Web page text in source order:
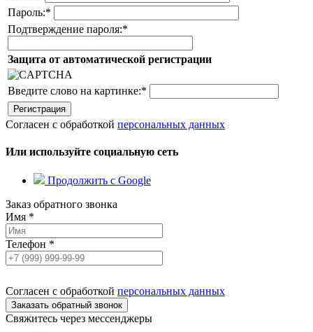
Пароль:*
Подтверждение пароля:*
Защита от автоматической регистрации
Введите слово на картинке:*
Согласен с обработкой персональных данных
Или используйте социальную сеть
Продолжить с Google
Заказ обратного звонка
Имя *
Телефон *
Согласен с обработкой персональных данных
Свяжитесь через мессенджеры